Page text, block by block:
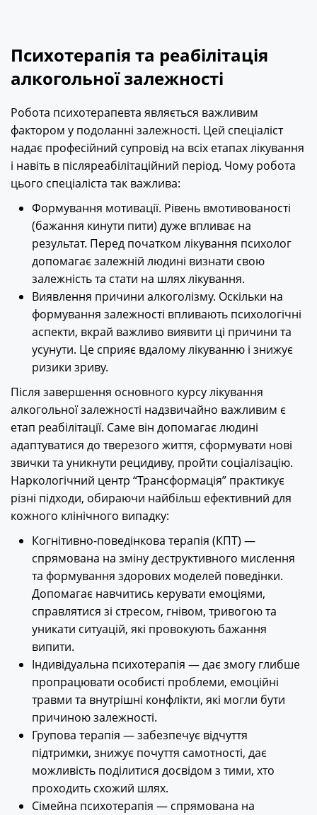
Психотерапія та реабілітація
алкогольної залежності
Робота психотерапевта являється важливим
фактором у подоланні залежності. Цей спеціаліст
надає професійний супровід на всіх етапах лікування
і навіть в післяреабілітаційний період. Чому робота
цього спеціаліста так важлива:
Формування мотивації. Рівень вмотивованості
(бажання кинути пити) дуже впливає на
результат. Перед початком лікування психолог
допомагає залежній людині визнати свою
залежність та стати на шлях лікування.
Виявлення причини алкоголізму. Оскільки на
формування залежності впливають психологічні
аспекти, вкрай важливо виявити ці причини та
усунути. Це сприяє вдалому лікуванню і знижує
ризики зриву.
Після завершення основного курсу лікування
алкогольної залежності надзвичайно важливим є
етап реабілітації. Саме він допомагає людині
адаптуватися до тверезого життя, сформувати нові
звички та уникнути рецидиву, пройти соціалізацію.
Наркологічний центр “Трансформація” практикує
різні підходи, обираючи найбільш ефективний для
кожного клінічного випадку:
Когнітивно-поведінкова терапія (КПТ) —
спрямована на зміну деструктивного мислення
та формування здорових моделей поведінки.
Допомагає навчитись керувати емоціями,
справлятися зі стресом, гнівом, тривогою та
уникати ситуацій, які провокують бажання
випити.
Індивідуальна психотерапія — дає змогу глибше
пропрацювати особисті проблеми, емоційні
травми та внутрішні конфлікти, які могли бути
причиною залежності.
Групова терапія — забезпечує відчуття
підтримки, знижує почуття самотності, дає
можливість поділитися досвідом з тими, хто
проходить схожий шлях.
Сімейна психотерапія — спрямована на